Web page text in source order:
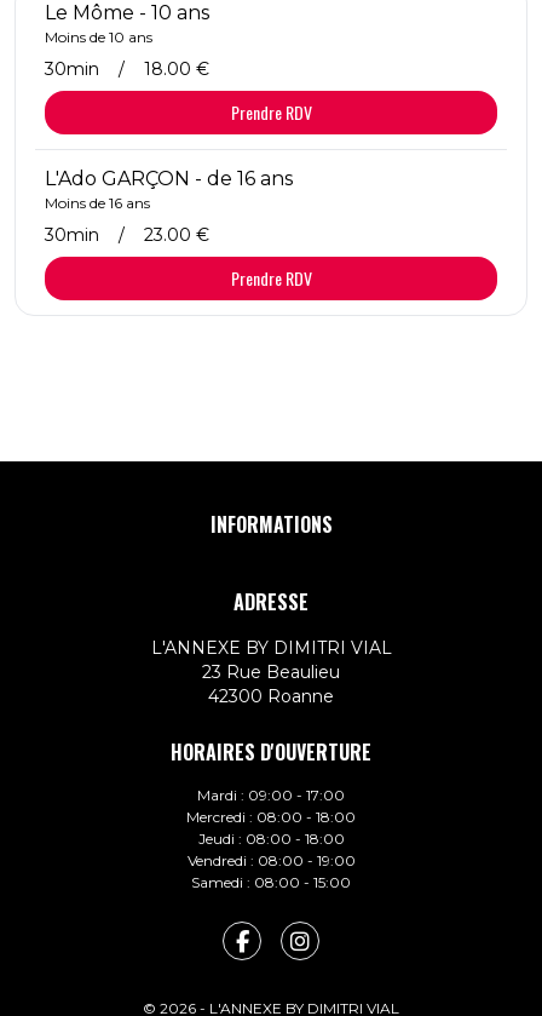
Le Môme - 10 ans
Moins de 10 ans
30min / 18.00 €
Prendre RDV
L'Ado GARÇON - de 16 ans
Moins de 16 ans
30min / 23.00 €
Prendre RDV
INFORMATIONS
ADRESSE
L'ANNEXE BY DIMITRI VIAL
23 Rue Beaulieu
42300 Roanne
HORAIRES D'OUVERTURE
Mardi : 09:00 - 17:00
Mercredi : 08:00 - 18:00
Jeudi : 08:00 - 18:00
Vendredi : 08:00 - 19:00
Samedi : 08:00 - 15:00
© 2026 - L'ANNEXE BY DIMITRI VIAL